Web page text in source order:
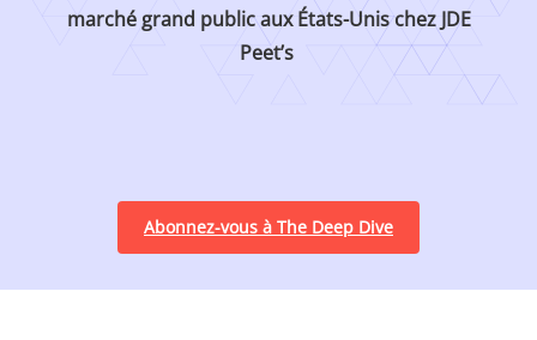
marché grand public aux États-Unis chez JDE
Peet’s
Abonnez-vous à The Deep Dive